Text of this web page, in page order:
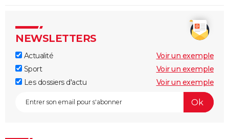
NEWSLETTERS
Actualité
Voir un exemple
Sport
Voir un exemple
Les dossiers d'actu
Voir un exemple